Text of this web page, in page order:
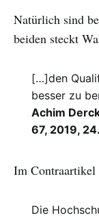
Natürlich sind
beiden steckt
[…]den
besser zu
Achim
67, 2019, 24.
Im Contraartikel
Die